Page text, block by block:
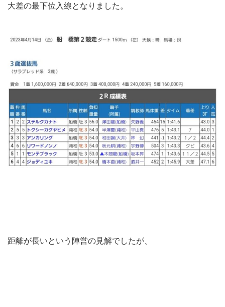
大差の最下位入線となりました。
距離が長いという陣営の見解でしたが、